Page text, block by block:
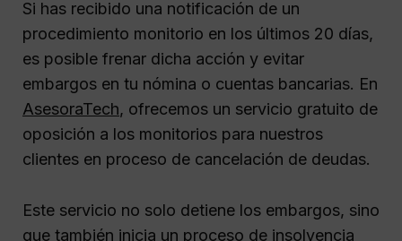
Si has recibido una notificación de un
procedimiento monitorio en los últimos 20 días,
es posible frenar dicha acción y evitar
embargos en tu nómina o cuentas bancarias. En
AsesoraTech, ofrecemos un servicio gratuito de
oposición a los monitorios para nuestros
clientes en proceso de cancelación de deudas.
Este servicio no solo detiene los embargos, sino
que también inicia un proceso de insolvencia